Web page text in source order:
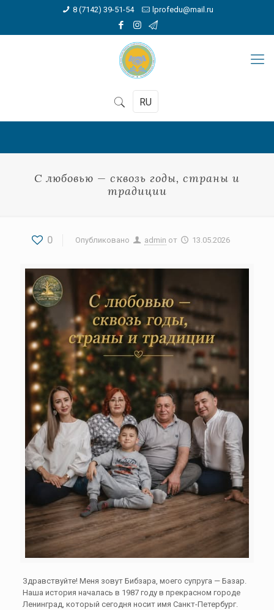
8 (7142) 39-51-54 lprofedu@mail.ru
RU
С любовью — сквозь годы, страны и
традиции
0 Опубликовано admin от 13.05.2026
Здравствуйте! Меня зовут Бибзара, моего супруга — Базар.
Наша история началась в 1987 году в прекрасном городе
Ленинград, который сегодня носит имя Санкт-Петербург.